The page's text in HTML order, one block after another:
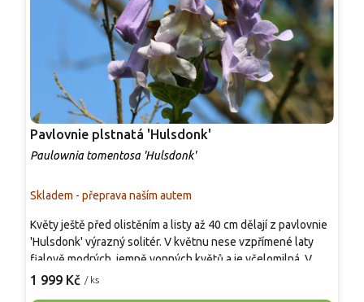
Pavlovnie plstnatá 'Hulsdonk'
Paulownia tomentosa 'Hulsdonk'
Skladem - přeprava naším autem
1 999 Kč / ks
Květy ještě před olistěním a listy až 40 cm dělají z pavlovnie
'Hulsdonk' výrazný solitér. V květnu nese vzpřímené laty
fialově modrých, jemně vonných květů a je včelomilná. V
dospělosti dorůstá přibližně 8–10 m na výšku i šířku, koruna